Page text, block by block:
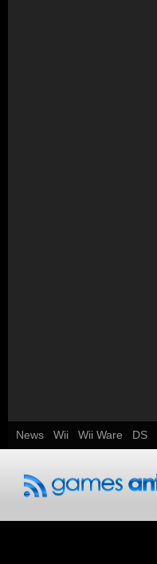
News Wii Wii Ware DS